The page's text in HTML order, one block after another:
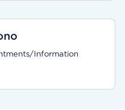
Information